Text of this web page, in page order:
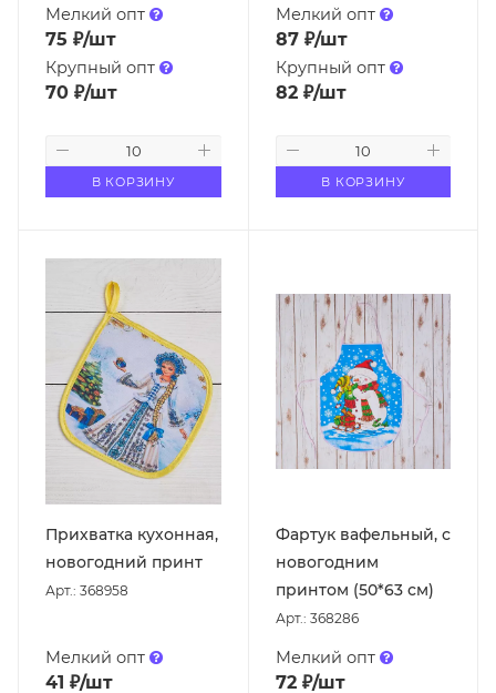
Мелкий опт
75 ₽/шт
Крупный опт
70 ₽/шт
В КОРЗИНУ
Мелкий опт
87₽/шт
Крупный опт
82₽/шт
В КОРЗИНУ
Прихватка кухонная,
новогодний принт
Арт.: 368958
Мелкий опт
41 ₽/шт
Фартук вафельный, с
новогодним
принтом (50*63 см)
Арт.: 368286
Мелкий опт
72₽/шт